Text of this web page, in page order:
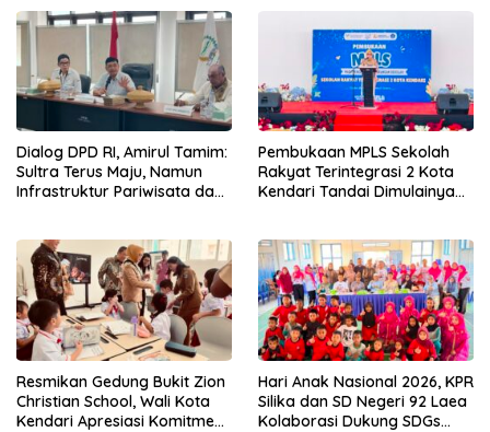
Dialog DPD RI, Amirul Tamim:
Sultra Terus Maju, Namun
Infrastruktur Pariwisata dan
Pembukaan MPLS Sekolah
Rakyat Terintegrasi 2 Kota
Kendari Tandai Dimulainya
Resmikan Gedung Bukit Zion
Christian School, Wali Kota
Kendari Apresiasi Komitmen
Hari Anak Nasional 2026, KPR
Silika dan SD Negeri 92 Laea
Kolaborasi Dukung SDGs